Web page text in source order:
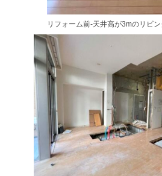
リフォーム前-天井高が3mのリビ